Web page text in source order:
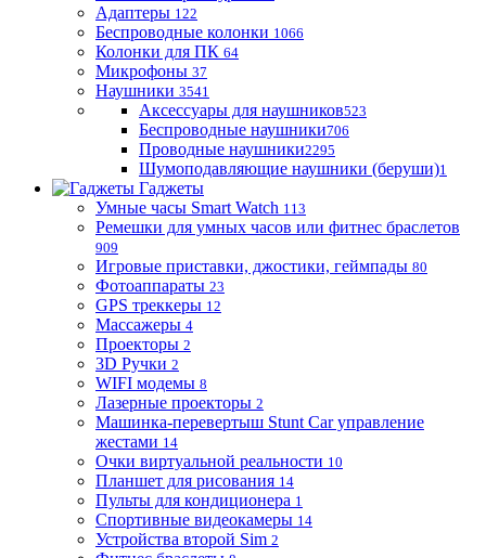
Адаптеры 122
Беспроводные колонки 1066
Колонки для ПК 64
Микрофоны 37
Наушники 3541
Аксессуары для наушников523
Беспроводные наушники706
Проводные наушники2295
Шумоподавляющие наушники (беруши)1
Гаджеты
Умные часы Smart Watch 113
Ремешки для умных часов или фитнес браслетов
909
Игровые приставки, джостики, геймпады 80
Фотоаппараты 23
GPS треккеры 12
Массажеры 4
Проекторы 2
3D Ручки 2
WIFI модемы 8
Лазерные проекторы 2
Машинка-перевертыш Stunt Car управление
жестами 14
Очки виртуальной реальности 10
Планшет для рисования 14
Пульты для кондиционера 1
Спортивные видеокамеры 14
Устройства второй Sim 2